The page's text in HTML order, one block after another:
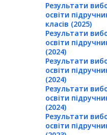
Результати
освіти
класів (2025)
Результати
освіти
(2024)
Результати
освіти
(2024)
Результати
освіти
(2024)
Результати
освіти